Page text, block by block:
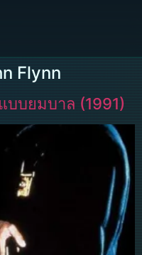
Flynn
บยมบาล (1991)